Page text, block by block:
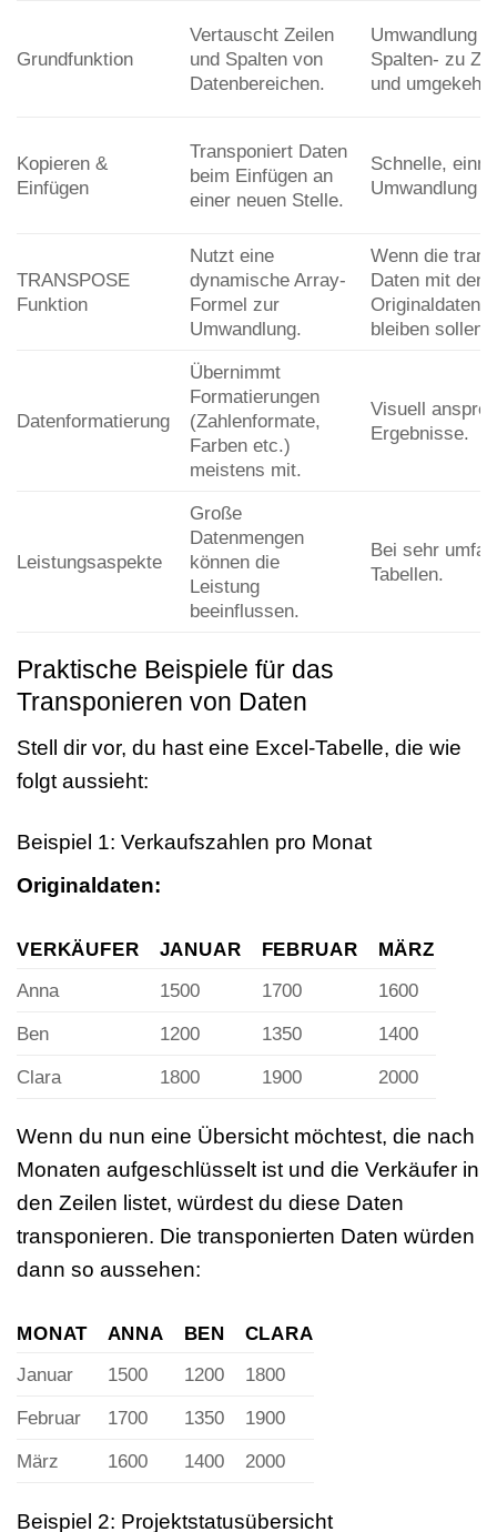
Grundfunktion
Vertauscht Zeilen
und Spalten von
Datenbereichen.
Umwandlung
Spalten- zu
und
Kopieren &
Einfügen
Transponiert Daten
beim Einfügen an
einer neuen Stelle.
Schnelle,
Umwandlung
TRANSPOSE
Funktion
Nutzt eine
dynamische Array-
Formel zur
Umwandlung.
Wenn die
Daten mit den
Originaldaten
bleiben sollen.
Datenformatierung
Übernimmt
Formatierungen
(Zahlenformate,
Farben etc.)
meistens mit.
Visuell
Ergebnisse.
Leistungsaspekte
Große
Datenmengen
können die
Leistung
beeinflussen.
Bei sehr
Tabellen.
Praktische Beispiele für das
Transponieren von Daten
Stell dir vor, du hast eine Excel-Tabelle, die wie
folgt aussieht:
Beispiel 1: Verkaufszahlen pro Monat
Originaldaten:
VERKÄUFER JANUAR FEBRUAR
MÄRZ
Anna
1500 1700
1600
Ben
1200 1350
1400
Clara
1800 1900 2000
Wenn du nun eine Übersicht möchtest, die nach
Monaten aufgeschlüsselt ist und die Verkäufer in
den Zeilen listet, würdest du diese Daten
transponieren. Die transponierten Daten würden
dann so aussehen:
MONAT ANNA BEN
CLARA
Januar
1500 1200
1800
Februar
1700 1350
1900
März
1600 1400 2000
Beispiel 2: Projektstatusübersicht